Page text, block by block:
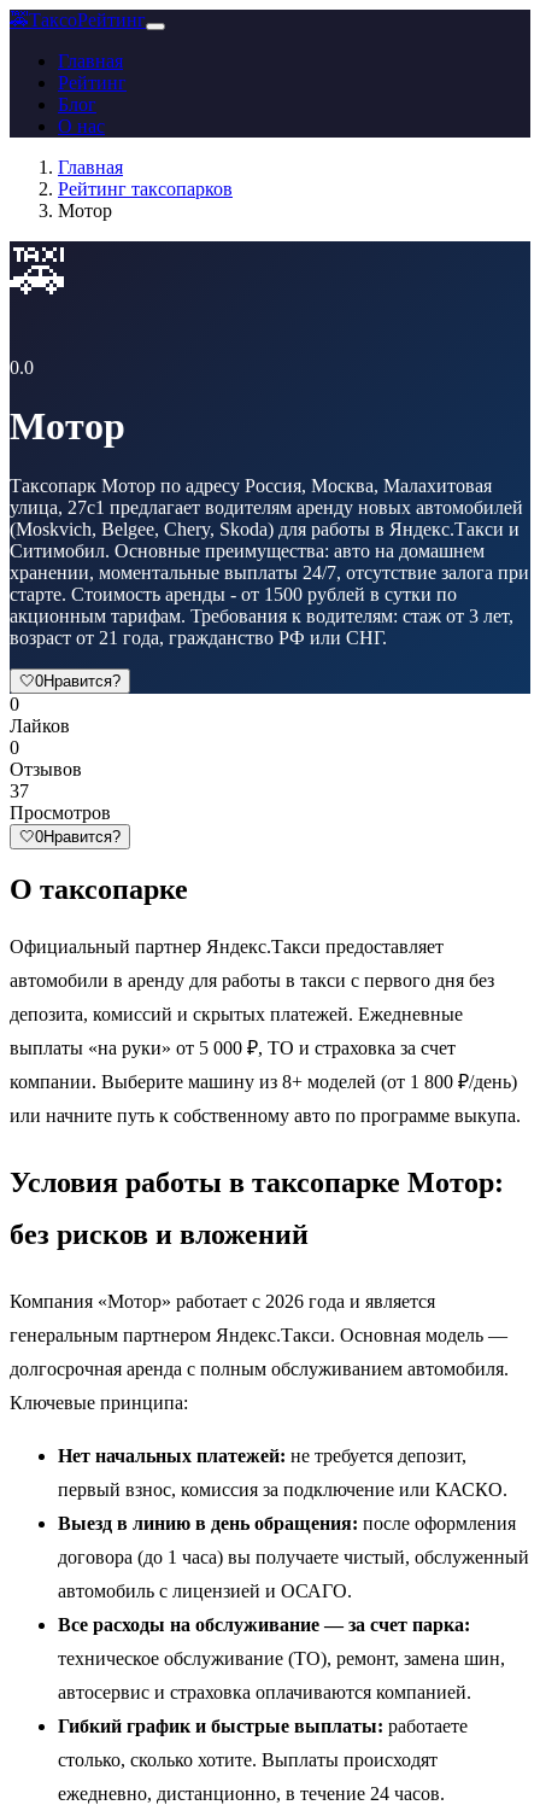
🚕ТаксоРейтинг
Главная
Рейтинг
Блог
О нас
Главная
Рейтинг таксопарков
Мотор
🚕
0.0
Мотор
Таксопарк Мотор по адресу Россия, Москва, Малахитовая
улица, 27с1 предлагает водителям аренду новых автомобилей
(Moskvich, Belgee, Chery, Skoda) для работы в Яндекс.Такси и
Ситимобил. Основные преимущества: авто на домашнем
хранении, моментальные выплаты 24/7, отсутствие залога при
старте. Стоимость аренды - от 1500 рублей в сутки по
акционным тарифам. Требования к водителям: стаж от 3 лет,
возраст от 21 года, гражданство РФ или СНГ.
🤍0Нравится?
0
Лайков
0
Отзывов
37
Просмотров
🤍0Нравится?
О таксопарке
Официальный партнер Яндекс.Такси предоставляет
автомобили в аренду для работы в такси с первого дня без
депозита, комиссий и скрытых платежей. Ежедневные
выплаты «на руки» от 5 000 ₽, ТО и страховка за счет
компании. Выберите машину из 8+ моделей (от 1 800 ₽/день)
или начните путь к собственному авто по программе выкупа.
Условия работы в таксопарке Мотор:
без рисков и вложений
Компания «Мотор» работает с 2026 года и является
генеральным партнером Яндекс.Такси. Основная модель —
долгосрочная аренда с полным обслуживанием автомобиля.
Ключевые принципа:
Нет начальных платежей: не требуется депозит,
первый взнос, комиссия за подключение или КАСКО.
Выезд в линию в день обращения: после оформления
договора (до 1 часа) вы получаете чистый, обслуженный
автомобиль с лицензией и ОСАГО.
Все расходы на обслуживание — за счет парка:
техническое обслуживание (ТО), ремонт, замена шин,
автосервис и страховка оплачиваются компанией.
Гибкий график и быстрые выплаты: работаете
столько, сколько хотите. Выплаты происходят
ежедневно, дистанционно, в течение 24 часов.